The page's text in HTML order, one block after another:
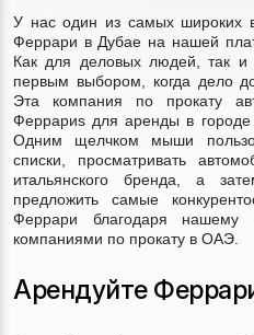
У нас один из самых широких
Феррари в Дубае на нашей
Как для деловых людей, так
первым выбором, когда дело
Эта компания по прокату
Феррариs для аренды в городе
Одним щелчком мыши
списки, просматривать
итальянского бренда, а
предложить самые
Феррари благодаря нашему
компаниями по прокату в ОАЭ.
Арендуйте